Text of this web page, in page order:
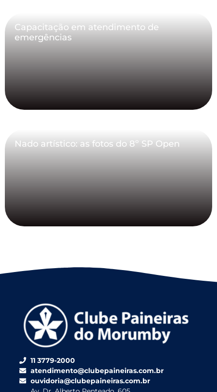
Capacitação em atendimento de
emergências
Nado artístico: as fotos do 8º SP Open
11 3779-2000
atendimento@clubepaineiras.com.br
ouvidoria@clubepaineiras.com.br